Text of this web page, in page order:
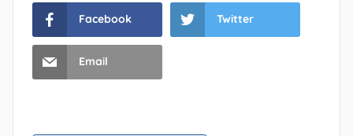
Facebook Twitter
Email